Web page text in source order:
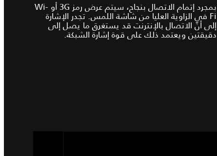
بمجرد إتمام الاتصال بنجاح، سيتم عرض رمز 3G أو Wi-
Fi في الزاوية العليا من شاشة اللمس. تجدر الإشارة
إلى أنّ الاتصال بالإنترنت قد يستغرق ما يصل إلى
دقيقتين ويعتمد ذلك على قوة إشارة الشبكة.